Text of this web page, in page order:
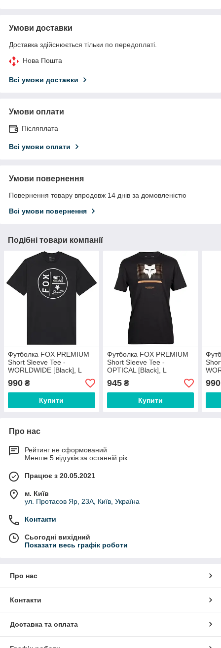
Умови доставки
Доставка здійснюється тільки по передоплаті.
Нова Пошта
Всі умови доставки
Умови оплати
Післяплата
Всі умови оплати
Умови повернення
Повернення товару впродовж 14 днів за домовленістю
Всі умови повернення
Подібні товари компанії
Футболка FOX PREMIUM
Short Sleeve Tee -
WORLDWIDE [Black], L
990 ₴
Купити
Футболка FOX PREMIUM
Short Sleeve Tee -
OPTICAL [Black], L
945₴
Купити
990
Про нас
Рейтинг не сформований
Менше 5 відгуків за останній рік
Працює з 20.05.2021
м. Київ
ул. Протасов Яр, 23А, Київ, Україна
Контакти
Сьогодні вихідний
Показати весь графік роботи
Про нас
Контакти
Доставка та оплата